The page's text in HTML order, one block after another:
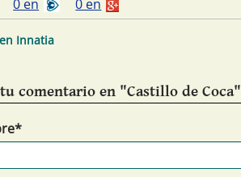
0 en 0 en
Innatia
comentario en "Castillo de Coca"